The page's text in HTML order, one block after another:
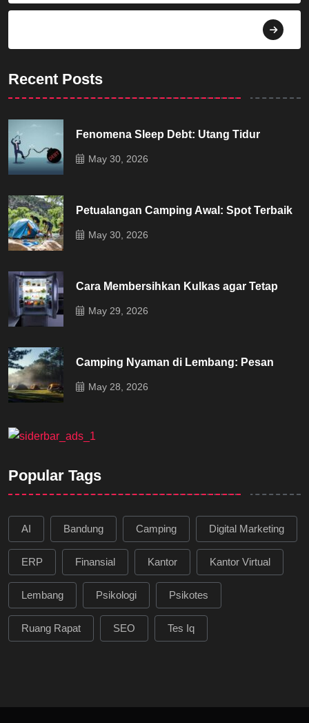
Recent Posts
Fenomena Sleep Debt: Utang Tidur
May 30, 2026
Petualangan Camping Awal: Spot Terbaik
May 30, 2026
Cara Membersihkan Kulkas agar Tetap
May 29, 2026
Camping Nyaman di Lembang: Pesan
May 28, 2026
Popular Tags
AI Bandung Camping Digital Marketing
ERP Finansial Kantor Kantor Virtual
Lembang Psikologi Psikotes
Ruang Rapat SEO Tes Iq